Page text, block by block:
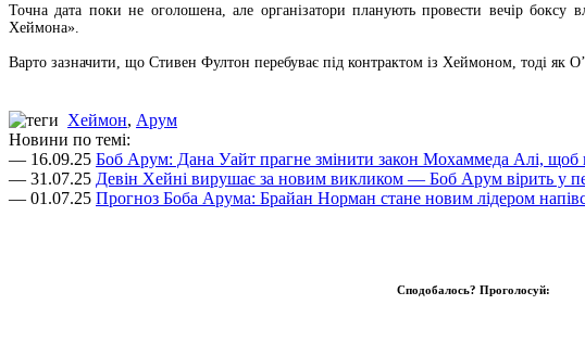
Точна дата поки не оголошена, але організатори планують провести вечір боксу
Хеймона».
Варто зазначити, що Стивен Фултон перебуває під контрактом із Хеймоном, тоді як
Хеймон, Арум
Новини по темі:
— 16.09.25 Боб Арум: Дана Уайт прагне змінити закон Мохаммеда Алі, щоб
— 31.07.25 Девін Хейні вирушає за новим викликом — Боб Арум вірить у
— 01.07.25 Прогноз Боба Арума: Брайан Норман стане новим лідером
Сподобалось? Проголосуй: